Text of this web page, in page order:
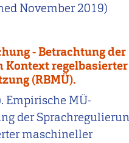
November 2019)
- Betrachtung der
Kontext regelbasierter
(RBMÜ).
Empirische MÜ-
der
maschineller